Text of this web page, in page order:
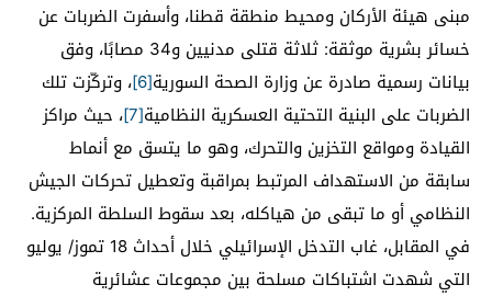
مبنى هيئة الأركان ومحيط منطقة قطنا، وأسفرت الضربات عن
خسائر بشرية موثقة: ثلاثة قتلى مدنيين و34 مصابًا، وفق
بيانات رسمية صادرة عن وزارة الصحة السورية[6] ، وتركّزت تلك
الضربات على البنية التحتية العسكرية النظامية[7] ، حيث مراكز
القيادة ومواقع التخزين والتحرك، وهو ما يتسق مع أنماط
سابقة من الاستهداف المرتبط بمراقبة وتعطيل تحركات الجيش
النظامي أو ما تبقى من هياكله، بعد سقوط السلطة المركزية.
في المقابل، غاب التدخل الإسرائيلي خلال أحداث 18 تموز/ يوليو
التي شهدت اشتباكات مسلحة بين مجموعات عشائرية